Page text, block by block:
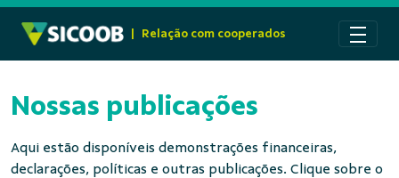
Relação com cooperados
Nossas publicações
Aqui estão disponíveis demonstrações financeiras,
declarações, políticas e outras publicações. Clique sobre o